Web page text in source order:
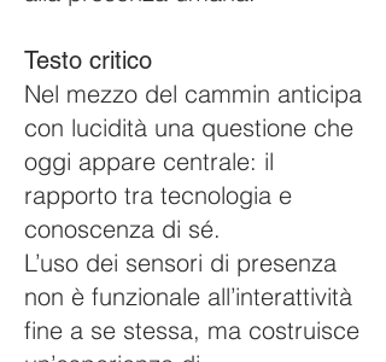
Testo critico
Nel mezzo del cammin anticipa
con lucidità una questione che
oggi appare centrale: il
rapporto tra tecnologia e
conoscenza di sé.
L’uso dei sensori di presenza
non è funzionale all’interattività
fine a se stessa, ma costruisce